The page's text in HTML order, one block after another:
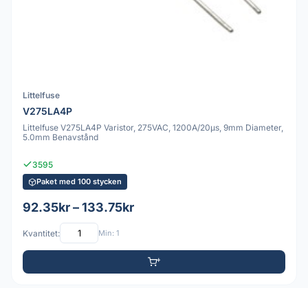
Littelfuse
V275LA4P
Littelfuse V275LA4P Varistor, 275VAC, 1200A/20µs, 9mm Diameter,
5.0mm Benavstånd
3595
Paket med 100 stycken
92.35kr – 133.75kr
Kvantitet: Min: 1